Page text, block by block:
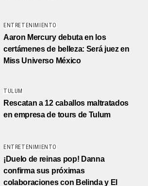
ENTRETENIMIENTO
Aaron Mercury debuta en los
certámenes de belleza: Será juez en
Miss Universo México
TULUM
Rescatan a 12 caballos maltratados
en empresa de tours de Tulum
ENTRETENIMIENTO
¡Duelo de reinas pop! Danna
confirma sus próximas
colaboraciones con Belinda y El